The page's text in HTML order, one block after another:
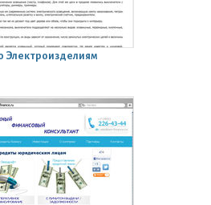
Электроизделиям